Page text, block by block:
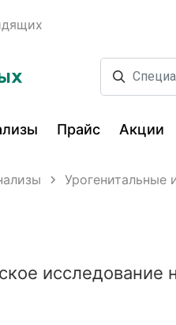
Прайс Акции
исследование